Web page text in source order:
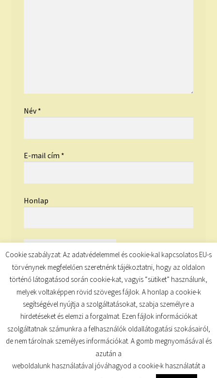
Név*
E-mail cím *
Honlap
© TUDATKULCS 2026
Cookie szabályzat: Az adatvédelemmel és cookie-kal kapcsolatos EU-s
törvénynek megfelelően szeretnénk tájékoztatni, hogy az oldalon
történő látogatásod során cookie-kat, vagyis “sütiket” használunk,
melyek voltaképpen rövid szöveges fájlok. A honlap a cookie-k
segítségével nyújtja a szolgáltatásokat, szabja személyre a
hirdetéseket és elemzi a forgalmat. Ezen fájlok információkat
szolgáltatnak számunkra a felhasználók oldallátogatási szokásairól,
de nem tárolnak személyes információkat. A gomb megnyomásával és
azután a
weboldalunk használatával jóváhagyod a cookie-k használatát a